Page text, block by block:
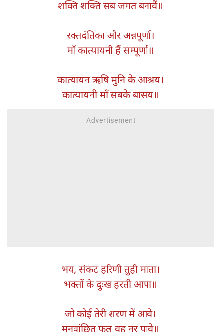
शक्ति शक्ति सब जगत बनावैं॥
रक्तदंतिका और अन्नपूर्णा।
माँ कात्यायनी हैं सम्पूर्णा॥
कात्यायन ऋषि मुनि के आश्रय।
कात्यायनी माँ सबके बासय॥
भय, संकट हरिणी तुही माता।
भक्तों के दुःख हरती आपा॥
जो कोई तेरी शरण में आवे।
मनवांछित फल वह नर पावे॥